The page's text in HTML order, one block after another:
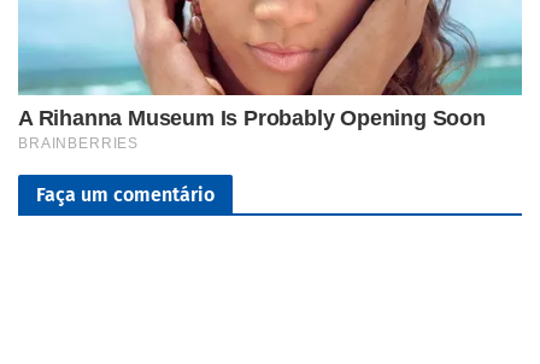
Faça um comentário